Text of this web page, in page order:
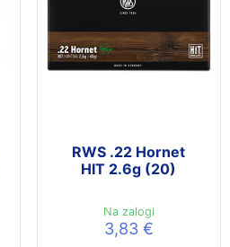
RWS .22 Hornet
HIT 2.6g (20)
Na zalogi
3,83 €